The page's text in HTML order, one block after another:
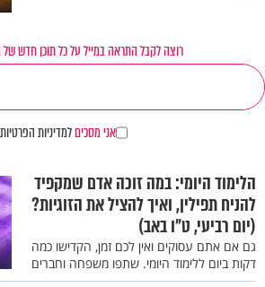
רוצה לקבל התראה במייל על כל תוכן חדש של
אני מסכיםלמדיניות הפרטיות
הלימוד היומי: במה זוכה אדם שמקפיד
להניח תפילין, ואיך להציל את הזוגיות?
(יום רביעי, ט"ו באב)
גם אם אתם עסוקים ואין לכם זמן, הקדישו כמה
דקות ביום ללימוד היומי. שתפו משפחה וחברים